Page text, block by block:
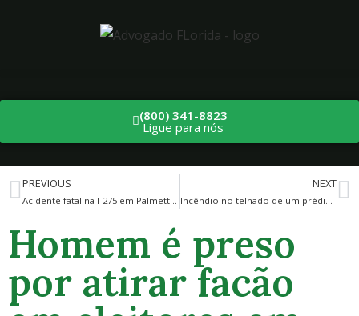
(800) 341-8823
Ligue para nós
PREVIOUS NEXT
Homem é preso
por atirar facão